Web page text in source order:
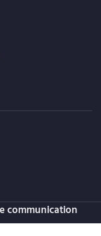
communication